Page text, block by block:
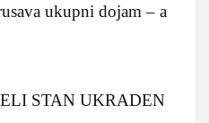
ukupni dojam – a
STAN UKRADEN